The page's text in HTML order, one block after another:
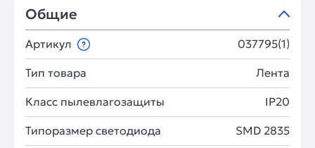
Общие
Артикул 037795(1)
Тип товара Лента
Класс пылевлагозащиты IP20
Типоразмер светодиода SMD 2835